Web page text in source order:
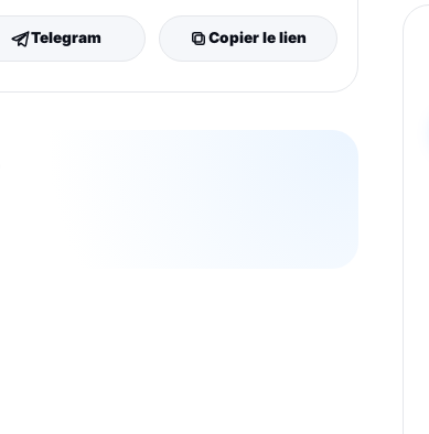
Telegram Copier le lien